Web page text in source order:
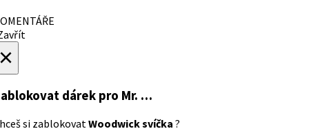
dárek pro Mr. …
si zablokovat Woodwick svíčka ?